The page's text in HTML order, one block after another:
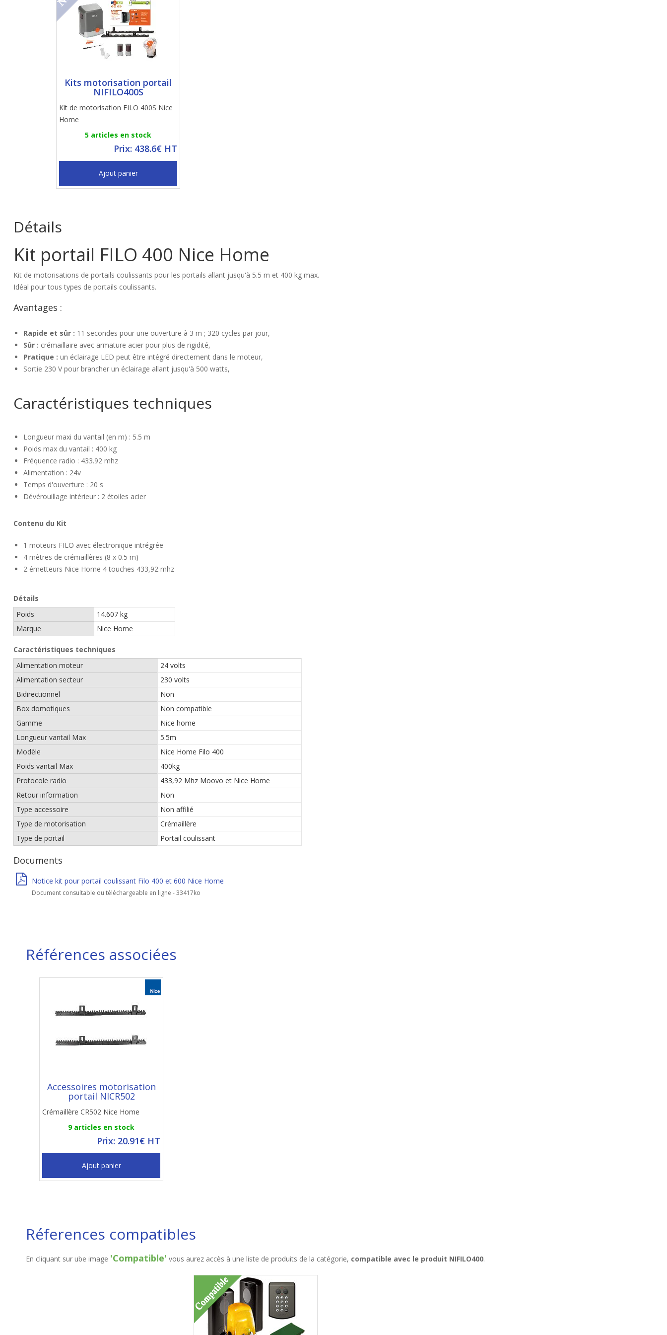
Kits motorisation portail
NIFILO400S
Kit de motorisation FILO 400S Nice
Home
5 articles en stock
Prix: 438.6€ HT
Ajout panier
Détails
Kit portail FILO 400 Nice Home
Kit de motorisations de portails coulissants pour les portails allant jusqu'à 5.5 m et 400 kg max.
Idéal pour tous types de portails coulissants.
Avantages :
Rapide et sûr : 11 secondes pour une ouverture à 3 m ; 320 cycles par jour,
Sûr : crémaillaire avec armature acier pour plus de rigidité,
Pratique : un éclairage LED peut être intégré directement dans le moteur,
Sortie 230 V pour brancher un éclairage allant jusqu'à 500 watts,
Caractéristiques techniques
Longueur maxi du vantail (en m) : 5.5 m
Poids max du vantail : 400 kg
Fréquence radio : 433.92 mhz
Alimentation : 24v
Temps d'ouverture : 20 s
Dévérouillage intérieur : 2 étoiles acier
Contenu du Kit
1 moteurs FILO avec électronique intrégrée
4 mètres de crémaillères (8 x 0.5 m)
2 émetteurs Nice Home 4 touches 433,92 mhz
Détails
Poids
14.607 kg
Marque
Nice Home
Caractéristiques techniques
Alimentation moteur
24 volts
Alimentation secteur
230 volts
Bidirectionnel
Non
Box domotiques
Non compatible
Gamme
Nice home
Longueur vantail Max
5.5m
Modèle
Nice Home Filo 400
Poids vantail Max
400kg
Protocole radio
433,92 Mhz Moovo et Nice Home
Retour information
Non
Type accessoire
Non affilié
Type de motorisation
Crémaillère
Type de portail
Portail coulissant
Documents
Notice kit pour portail coulissant Filo 400 et 600 Nice Home
Document consultable ou téléchargeable en ligne - 33417ko
Références associées
Accessoires motorisation
portail NICR502
Crémaillère CR502 Nice Home
9 articles en stock
Prix: 20.91€ HT
Ajout panier
Réferences compatibles
En cliquant sur ube image 'Compatible' vous aurez accès à une liste de produits de la catégorie, compatible avec le produit NIFILO400.